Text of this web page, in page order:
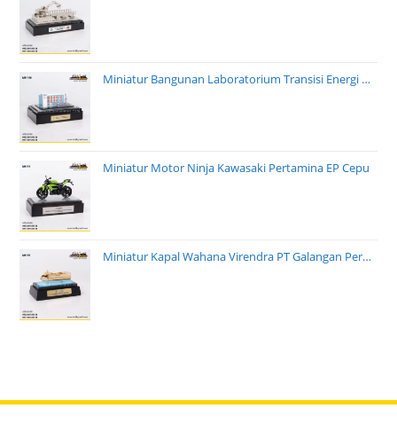
Miniatur Bangunan Laboratorium Transisi Energi PT PLN
Miniatur Motor Ninja Kawasaki Pertamina EP Cepu
Miniatur Kapal Wahana Virendra PT Galangan Perkasa Pratama